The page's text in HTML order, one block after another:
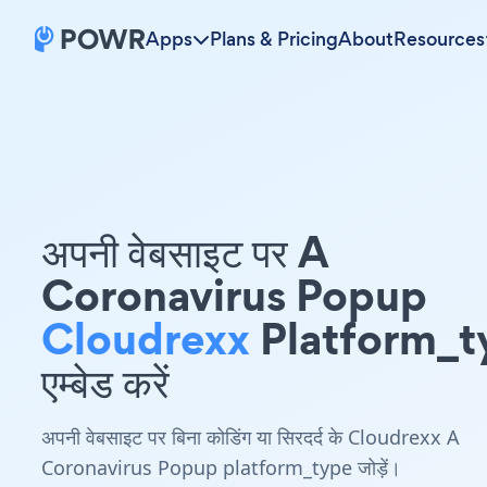
Apps Plans & PricingAboutResources
अपनी वेबसाइट पर A
Coronavirus Popup
Cloudrexx
एम्बेड करें
अपनी वेबसाइट पर बिना कोडिंग या सिरदर्द के Cloudrexx A
Coronavirus Popup platform_type जोड़ें।